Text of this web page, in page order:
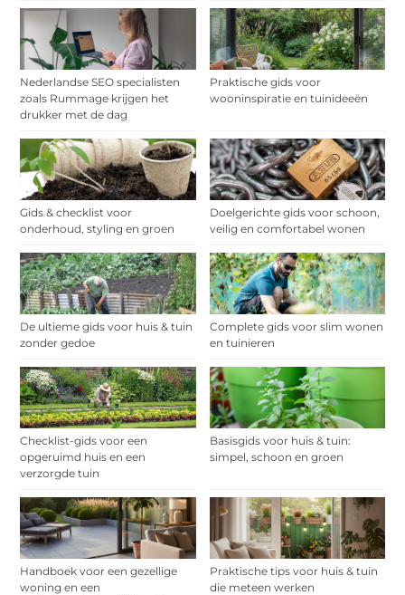
Nederlandse SEO specialisten
zoals Rummage krijgen het
drukker met de dag
Praktische gids voor
wooninspiratie en tuinideeën
Gids & checklist voor
onderhoud, styling en groen
Doelgerichte gids voor schoon,
veilig en comfortabel wonen
De ultieme gids voor huis & tuin
zonder gedoe
Complete gids voor slim wonen
en tuinieren
Checklist-gids voor een
opgeruimd huis en een
verzorgde tuin
Basisgids voor huis & tuin:
simpel, schoon en groen
Handboek voor een gezellige
woning en een
Praktische tips voor huis & tuin
die meteen werken